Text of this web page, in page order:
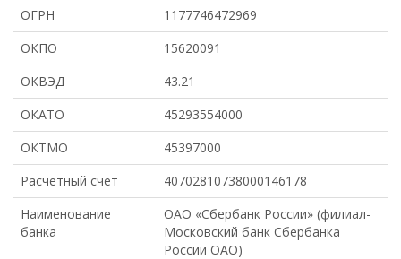
ОГРН
1177746472969
ОКПО
15620091
ОКВЭД
43.21
ОКАТО
45293554000
ОКТМО
45397000
Расчетный счет
40702810738000146178
Наименование
банка
ОАО «Сбербанк России» (филиал-
Московский банк Сбербанка
России ОАО)